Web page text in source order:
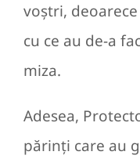
voștri,
cu ce au de-a
miza.
Adesea,
părinți care au